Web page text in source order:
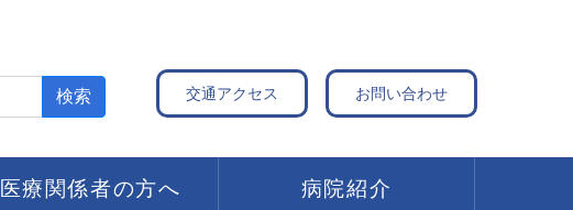
検索 交通アクセス お問い合わせ
医療関係者の方へ 病院紹介